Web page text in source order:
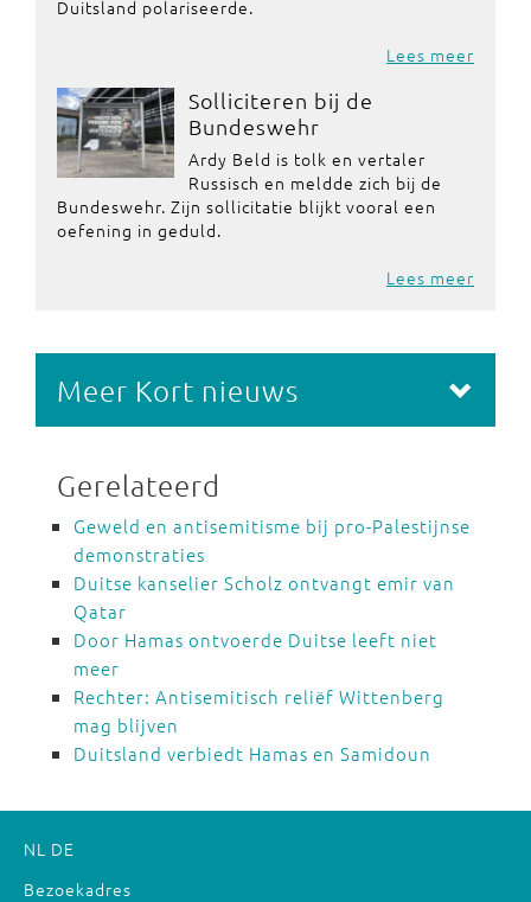
Duitsland polariseerde.
Lees meer
Solliciteren bij de
Bundeswehr
Ardy Beld is tolk en vertaler
Russisch en meldde zich bij de
Bundeswehr. Zijn sollicitatie blijkt vooral een
oefening in geduld.
Lees meer
Meer Kort nieuws
Gerelateerd
Geweld en antisemitisme bij pro-Palestijnse
demonstraties
Duitse kanselier Scholz ontvangt emir van
Qatar
Door Hamas ontvoerde Duitse leeft niet
meer
Rechter: Antisemitisch reliëf Wittenberg
mag blijven
Duitsland verbiedt Hamas en Samidoun
NL DE
Bezoekadres